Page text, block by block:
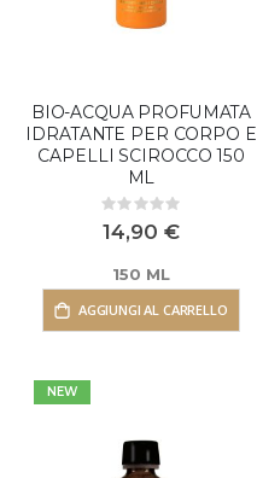
BIO-ACQUA PROFUMATA
IDRATANTE PER CORPO E
CAPELLI SCIROCCO 150
ML
Rating:
0%
14,90 €
150 ML
AGGIUNGI AL CARRELLO
NEW